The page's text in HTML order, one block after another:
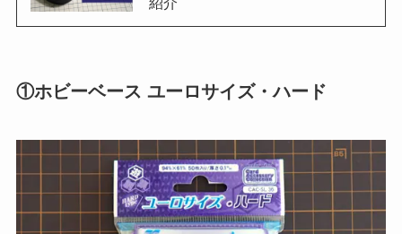
①ホビーベース ユーロサイズ・ハード